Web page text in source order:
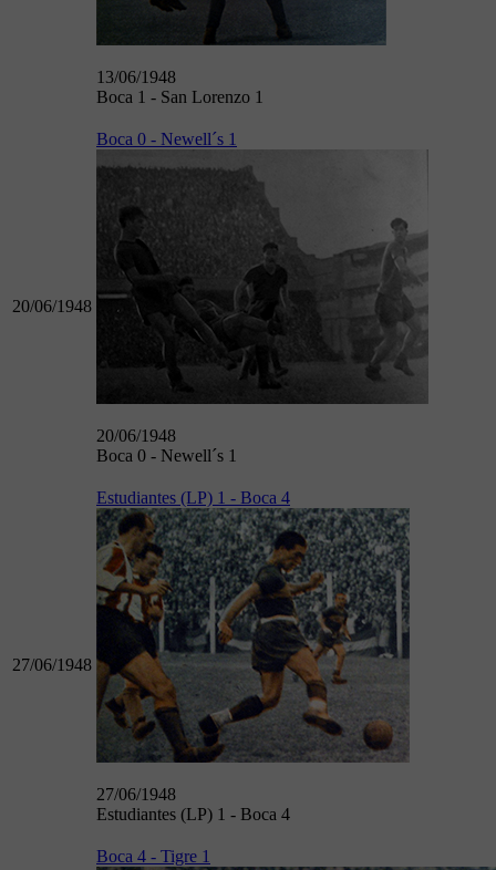
13/06/1948
Boca 1 - San Lorenzo 1
20/06/1948
Boca 0 - Newell´s 1
20/06/1948
Boca 0 - Newell´s 1
27/06/1948
Estudiantes (LP) 1 - Boca 4
27/06/1948
Estudiantes (LP) 1 - Boca 4
Boca 4 - Tigre 1